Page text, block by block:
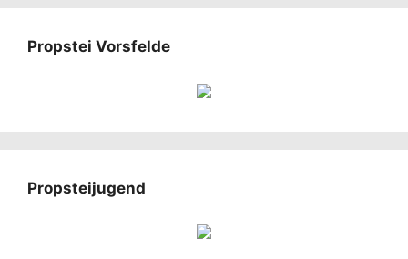
Propstei Vorsfelde
Propsteijugend